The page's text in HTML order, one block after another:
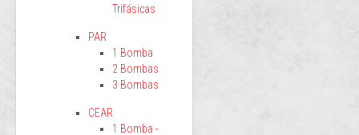
Trifásicas
PAR
1 Bomba
2 Bombas
3 Bombas
CEAR
1 Bomba -